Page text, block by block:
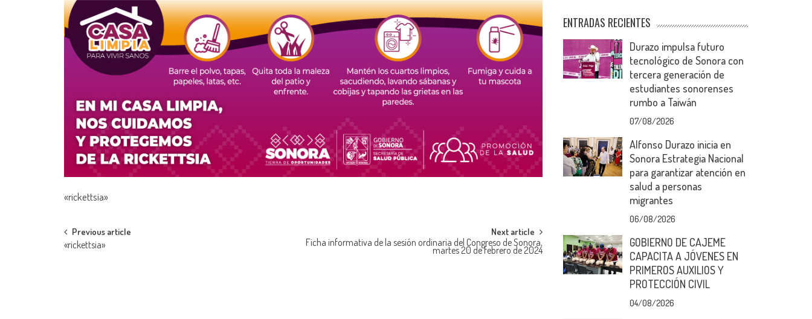
«rickettsia»
Post
Previous article
«rickettsia»
Next article
Ficha informativa de la sesión ordinaria del Congreso de Sonora,
martes 20 de febrero de 2024
ENTRADAS RECIENTES
Durazo impulsa futuro
tecnológico de Sonora con
tercera generación de
estudiantes sonorenses
rumbo a Taiwán
07/08/2026
Alfonso Durazo inicia en
Sonora Estrategia Nacional
para garantizar atención en
salud a personas
migrantes
06/08/2026
GOBIERNO DE CAJEME
CAPACITA A JÓVENES EN
PRIMEROS AUXILIOS Y
PROTECCIÓN CIVIL
04/08/2026